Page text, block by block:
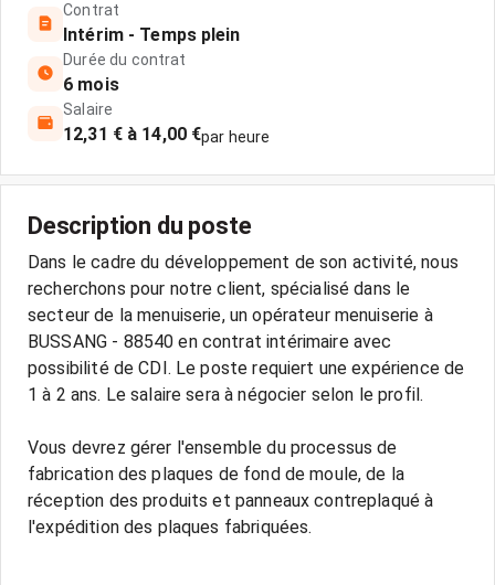
Contrat
Intérim - Temps plein
Durée du contrat
6 mois
Salaire
12,31 € à 14,00 €par heure
Description du poste
Dans le cadre du développement de son activité, nous
recherchons pour notre client, spécialisé dans le
secteur de la menuiserie, un opérateur menuiserie à
BUSSANG - 88540 en contrat intérimaire avec
possibilité de CDI. Le poste requiert une expérience de
1 à 2 ans. Le salaire sera à négocier selon le profil.
Vous devrez gérer l'ensemble du processus de
fabrication des plaques de fond de moule, de la
réception des produits et panneaux contreplaqué à
l'expédition des plaques fabriquées.